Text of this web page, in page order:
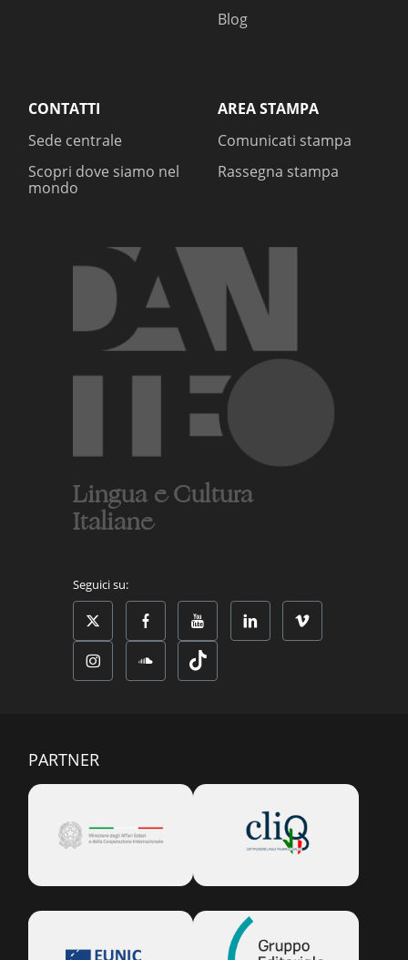
Blog
CONTATTI
Sede centrale
Scopri dove siamo nel
mondo
AREA STAMPA
Comunicati stampa
Rassegna stampa
Lingua e Cultura
Italiane
Seguici su:
PARTNER